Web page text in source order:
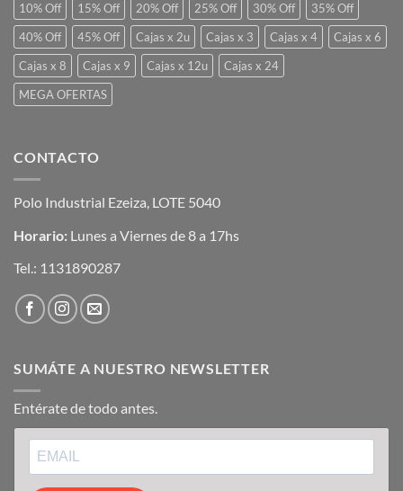
10% Off 15% Off 20% Off 25% Off 30% Off
35% Off
40% Off
45% Off Cajas x 2u Cajas x 3 Cajas x 4
Cajas x 6
Cajas x 8
Cajas x 9 Cajas x 12u
Cajas x 24
MEGA OFERTAS
CONTACTO
Polo Industrial Ezeiza, LOTE 5040
Horario: Lunes a Viernes de 8 a 17hs
Tel.: 1131890287
SUMÁTE A NUESTRO NEWSLETTER
Entérate de todo antes.